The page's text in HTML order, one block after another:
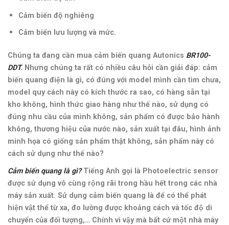
Cảm biến độ nghiêng
Cảm biến lưu lượng và mức.
Chúng ta đang cần mua cảm biến quang Autonics BR100-
DDT. Nhưng chúng ta rất có nhiều câu hỏi cần giải đáp: cảm
biến quang điện là gì, có đúng với model mình cần tìm chưa,
model quy cách này có kích thước ra sao, có hàng sẵn tại
kho không, hình thức giao hàng như thế nào, sử dụng có
đúng nhu cầu của mình không, sản phẩm có được bảo hành
không, thương hiệu của nước nào, sản xuất tại đâu, hình ảnh
minh họa có giống sản phẩm thật không, sản phẩm này có
cách sử dụng như thế nào?
Cảm biến quang là gì?Tiếng Anh gọi là Photoelectric sensor
được sử dụng vô cùng rộng rãi trong hầu hết trong các nhà
máy sản xuất. Sử dụng cảm biến quang là để có thể phát
hiện vật thể từ xa, đo lường được khoảng cách và tốc độ di
chuyển của đối tượng,… Chính vì vậy mà bất cứ một nhà máy